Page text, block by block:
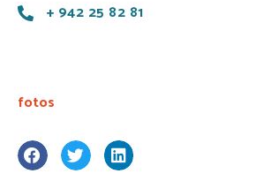
+ 942 25 82 81
fotos